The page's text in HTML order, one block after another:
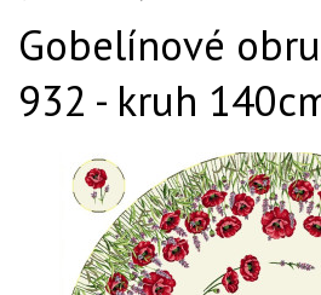
Gobelínové
932 - kruh